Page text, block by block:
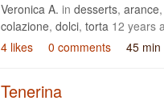
Veronica A. in desserts, arance,
colazione, dolci, torta 12 years
4 likes
0 comments 45 min
Tenerina